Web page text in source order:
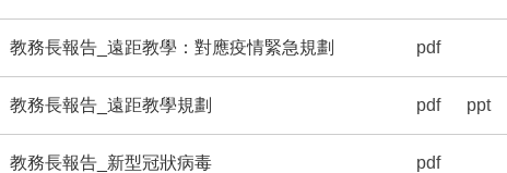
教務長報告_遠距教學：對應疫情緊急規劃 pdf
教務長報告_遠距教學規劃 pdf ppt
教務長報告_新型冠狀病毒 pdf